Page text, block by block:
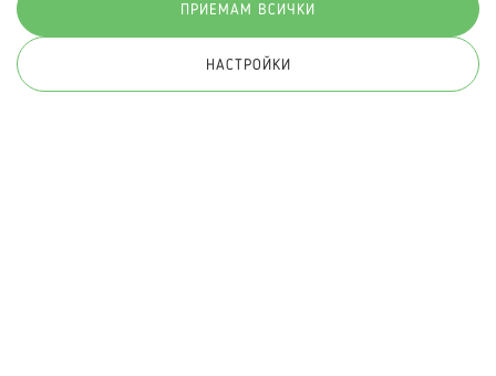
© 2026 Hippoland.net. Всички права запазени
ПРИЕМАМ ВСИЧКИ
НАСТРОЙКИ